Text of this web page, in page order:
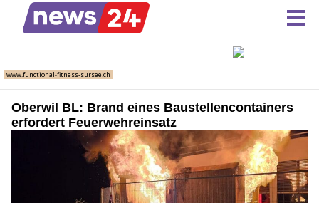
Oberwil BL: Brand eines Baustellencontainers
erfordert Feuerwehreinsatz